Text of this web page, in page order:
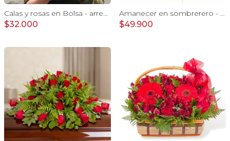
Calas y rosas en Bolsa - arreglo calas y rosas rojo
$32.000
Amanecer en sombrerero - Arreglo floral de girasoles, rosas rojo, e hypericum
$49.900